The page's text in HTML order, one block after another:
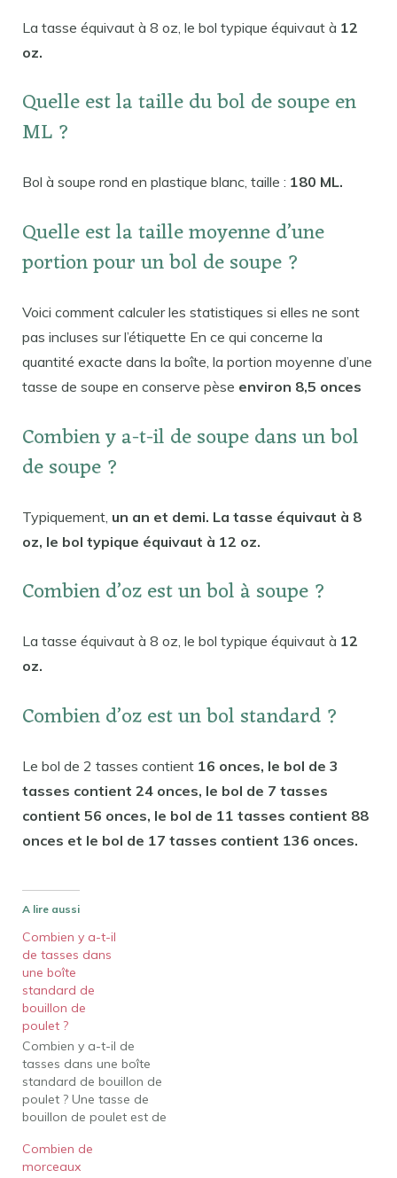
La tasse équivaut à 8 oz, le bol typique équivaut à 12
oz.
Quelle est la taille du bol de soupe en
ML ?
Bol à soupe rond en plastique blanc, taille : 180 ML.
Quelle est la taille moyenne d’une
portion pour un bol de soupe ?
Voici comment calculer les statistiques si elles ne sont
pas incluses sur l’étiquette En ce qui concerne la
quantité exacte dans la boîte, la portion moyenne d’une
tasse de soupe en conserve pèse environ 8,5 onces
Combien y a-t-il de soupe dans un bol
de soupe ?
Typiquement, un an et demi. La tasse équivaut à 8
oz, le bol typique équivaut à 12 oz.
Combien d’oz est un bol à soupe ?
La tasse équivaut à 8 oz, le bol typique équivaut à 12
oz.
Combien d’oz est un bol standard ?
Le bol de 2 tasses contient 16 onces, le bol de 3
tasses contient 24 onces, le bol de 7 tasses
contient 56 onces, le bol de 11 tasses contient 88
onces et le bol de 17 tasses contient 136 onces.
A lire aussi
Combien y a-t-il
de tasses dans
une boîte
standard de
bouillon de
poulet ?
Combien y a-t-il de
tasses dans une boîte
standard de bouillon de
poulet ? Une tasse de
bouillon de poulet est de
seraient deux tasses
Combien y a-t-il de
Combien de
morceaux